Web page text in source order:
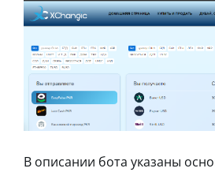
В описании бота указаны